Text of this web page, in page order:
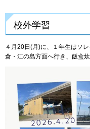
校外学習
４月20日(月)に、１年生はソ
倉・江の島方面へ行き、飯盒